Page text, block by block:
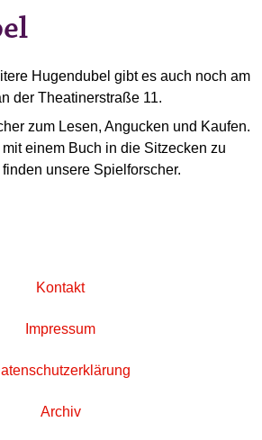
Hugendubel gibt es auch noch am
der Theatinerstraße 11.
zum Lesen, Angucken und Kaufen.
einem Buch in die Sitzecken zu
unsere Spielforscher.
Kontakt
Impressum
Archiv